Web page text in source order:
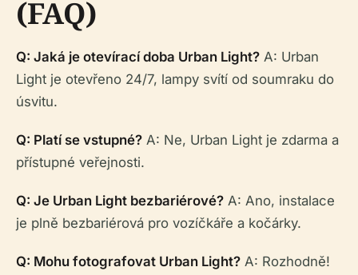
(FAQ)
Q: Jaká je otevírací doba Urban Light? A: Urban
Light je otevřeno 24/7, lampy svítí od soumraku do
úsvitu.
Q: Platí se vstupné? A: Ne, Urban Light je zdarma a
přístupné veřejnosti.
Q: Je Urban Light bezbariérové? A: Ano, instalace
je plně bezbariérová pro vozíčkáře a kočárky.
Q: Mohu fotografovat Urban Light? A: Rozhodně!